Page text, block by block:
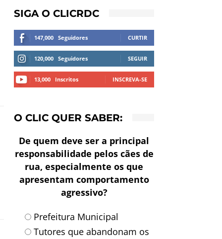
SIGA O CLICRDC
147,000 Seguidores CURTIR
120,000 Seguidores SEGUIR
13,000 Inscritos INSCREVA-SE
O CLIC QUER SABER:
De quem deve ser a principal
responsabilidade pelos cães de
rua, especialmente os que
apresentam comportamento
agressivo?
Prefeitura Municipal
Tutores que abandonam os